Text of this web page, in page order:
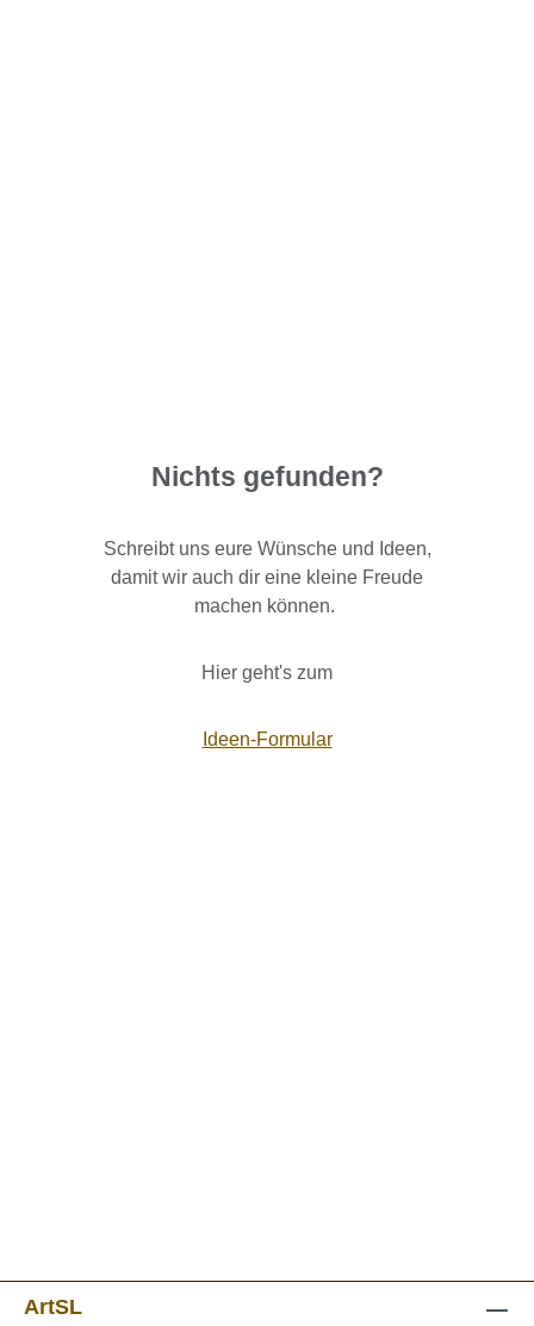
Nichts gefunden?
Schreibt uns eure Wünsche und Ideen,
damit wir auch dir eine kleine Freude
machen können.
Hier geht's zum
Ideen-Formular
ArtSL